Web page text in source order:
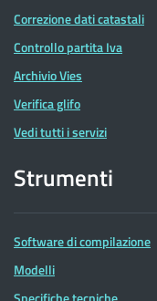
Correzione dati catastali
Controllo partita Iva
Archivio Vies
Verifica glifo
Vedi tutti i servizi
Strumenti
Software di compilazione
Modelli